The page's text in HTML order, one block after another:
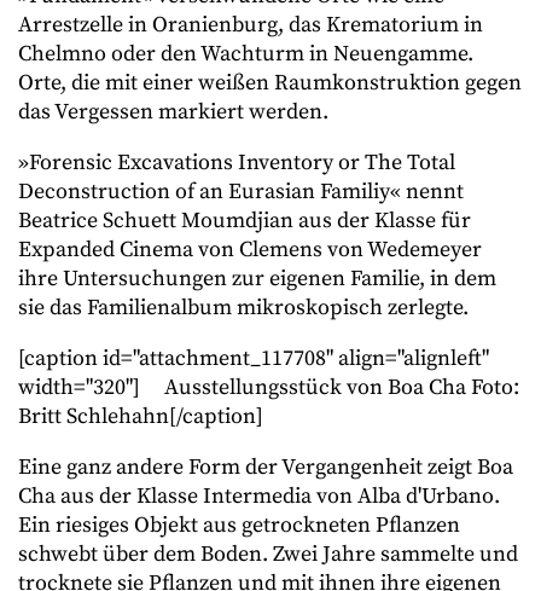
Arrestzelle in Oranienburg, das Krematorium in
Chelmno oder den Wachturm in Neuengamme.
Orte, die mit einer weißen Raumkonstruktion gegen
das Vergessen markiert werden.
»Forensic Excavations Inventory or The Total
Deconstruction of an Eurasian Familiy« nennt
Beatrice Schuett Moumdjian aus der Klasse für
Expanded Cinema von Clemens von Wedemeyer
ihre Untersuchungen zur eigenen Familie, in dem
sie das Familienalbum mikroskopisch zerlegte.
[caption id="attachment_117708" align="alignleft"
width="320"]
Ausstellungsstück von Boa Cha Foto:
Britt Schlehahn[/caption]
Eine ganz andere Form der Vergangenheit zeigt Boa
Cha aus der Klasse Intermedia von Alba d'Urbano.
Ein riesiges Objekt aus getrockneten Pflanzen
schwebt über dem Boden. Zwei Jahre sammelte und
trocknete sie Pflanzen und mit ihnen ihre eigenen